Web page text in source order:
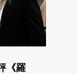
《羅